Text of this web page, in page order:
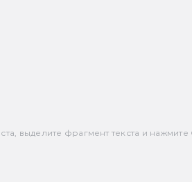
выделите фрагмент текста и нажмите